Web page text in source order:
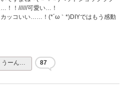
！！//////可愛い…！
カッコいい……！(*´ω｀*)DIYではもう感動
うーん… 87